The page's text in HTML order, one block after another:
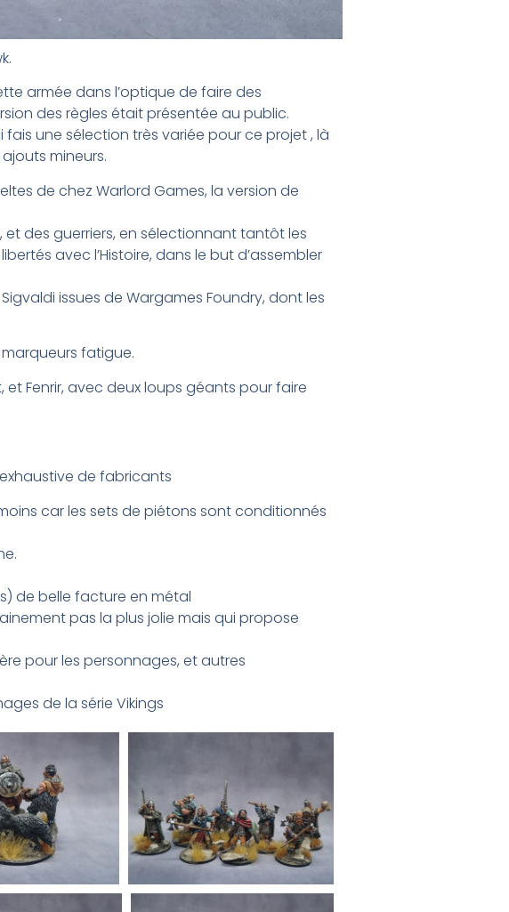
armée dans l’optique de faire des
des règles était présentée au public.
une sélection très variée pour ce projet , là
mineurs.
de chez Warlord Games, la version de
et des guerriers, en sélectionnant tantôt les
avec l’Histoire, dans le but d’assembler
issues de Wargames Foundry, dont les
fatigue.
et Fenrir, avec deux loups géants pour faire
de fabricants
car les sets de piétons sont conditionnés
de belle facture en métal
pas la plus jolie mais qui propose
pour les personnages, et autres
de la série Vikings